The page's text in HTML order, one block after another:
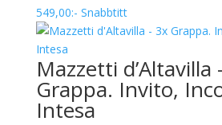
549,00:- Snabbtitt
Mazzetti d’Altavilla
Grappa. Invito,
Intesa